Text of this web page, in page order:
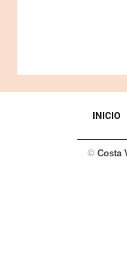
INICIO
© Costa